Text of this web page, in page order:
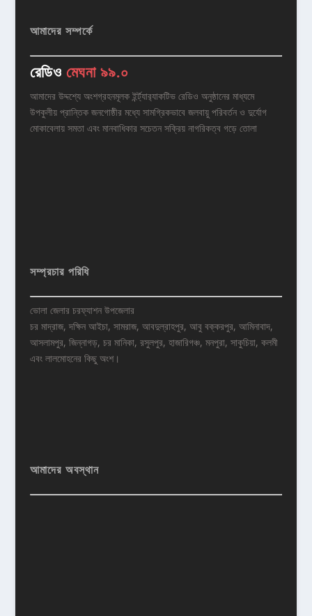
আমাদের সম্পর্কে
রেডিও মেঘনা ৯৯.০
আমাদের উদ্দশ্যে অংশগ্রহনমূলক ইর্ন্ট্যার‌্যাকটিভ রেডিও অনুষ্ঠানের মাধ্যমে
উপকুলীয় প্রান্তিক জনগোষ্ঠীর মধ্যে সামগ্রিকভাবে জলবায়ু পরিবর্তন ও দুর্যোগ
মোকাবেলায় সমতা এবং মানবাধিকার সচেতন সক্রিয় নাগরিকত্ব গড়ে তোলা
সম্প্রচার পরিধি
ভোলা জেলার চরফ্যাশন উপজেলার
চর মাদ্রাজ, দক্ষিন আইচা, সামরাজ, আবদুল্রাহপুর, আবু বক্করপুর, আমিনাবাদ,
আসলামপুর, জিন্নাগড়, চর মানিকা, রসুলপুর, হাজারিগঞ্চ, মনপুরা, সাকুচিয়া, কলমী
এবং লালমোহনের কিছু অংশ।
আমাদের অবস্থান